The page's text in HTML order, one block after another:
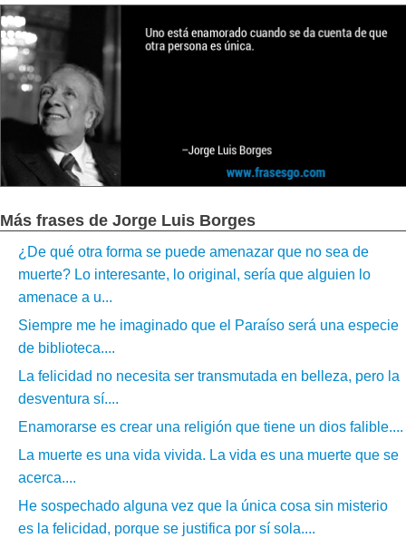
Más frases de Jorge Luis Borges
¿De qué otra forma se puede amenazar que no sea de
muerte? Lo interesante, lo original, sería que alguien lo
amenace a u...
Siempre me he imaginado que el Paraíso será una especie
de biblioteca....
La felicidad no necesita ser transmutada en belleza, pero la
desventura sí....
Enamorarse es crear una religión que tiene un dios falible....
La muerte es una vida vivida. La vida es una muerte que se
acerca....
He sospechado alguna vez que la única cosa sin misterio
es la felicidad, porque se justifica por sí sola....